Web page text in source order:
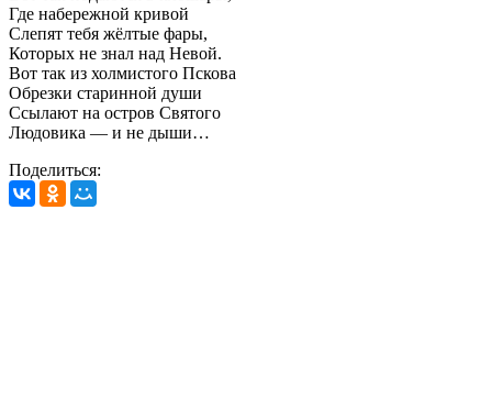
Где набережной кривой
Слепят тебя жёлтые фары,
Которых не знал над Невой.
Вот так из холмистого Пскова
Обрезки старинной души
Ссылают на остров Святого
Людовика — и не дыши…
Поделиться: